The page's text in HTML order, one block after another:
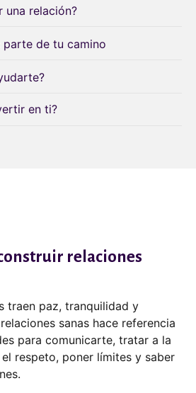
una relación?
parte de tu camino
en ti?
relaciones
traen paz, tranquilidad y
sanas hace referencia
para comunicarte, tratar a la
respeto, poner límites y saber